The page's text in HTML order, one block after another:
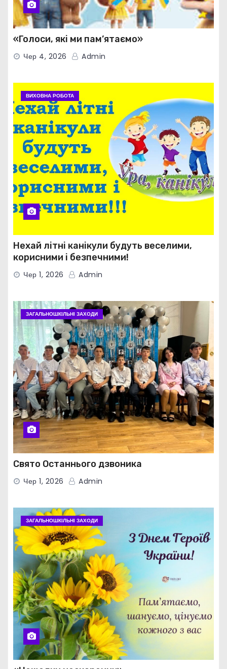
«Голоси, які ми пам’ятаємо»
Чер 4, 2026 Admin
ВИХОВНА РОБОТА
Нехай літні канікули будуть веселими,
корисними і безпечними!
Чер 1, 2026 Admin
ЗАГАЛЬНОШКІЛЬНІ ЗАХОДИ
Свято Останнього дзвоника
Чер 1, 2026 Admin
ЗАГАЛЬНОШКІЛЬНІ ЗАХОДИ